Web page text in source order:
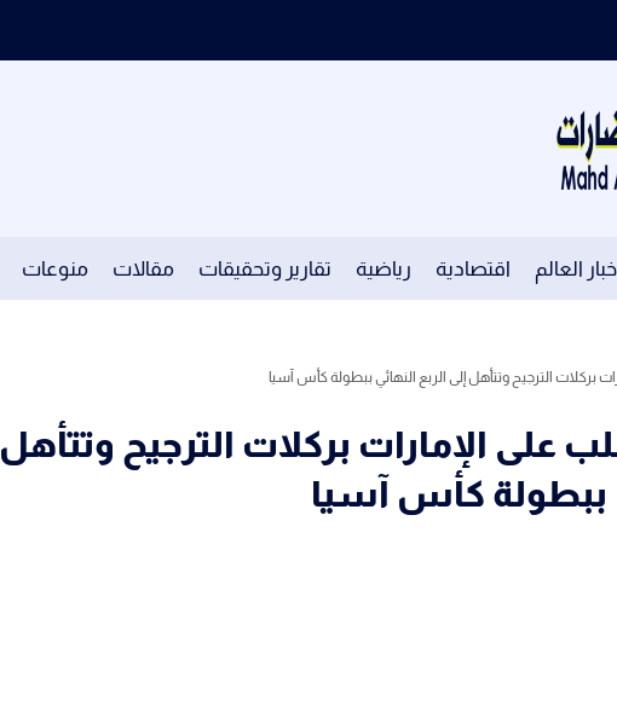
العالم اقتصادية رياضية تقارير وتحقيقات مقالات منوعات
بركلات الترجيح وتتأهل إلى الربع النهائي ببطولة كأس آسيا
على الإمارات بركلات الترجيح وتتأهل
ببطولة كأس آسيا